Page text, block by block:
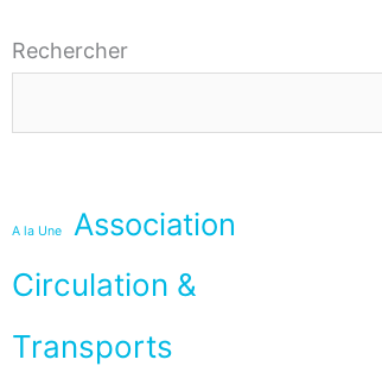
Rechercher
A la Une
Association
Circulation &
Transports